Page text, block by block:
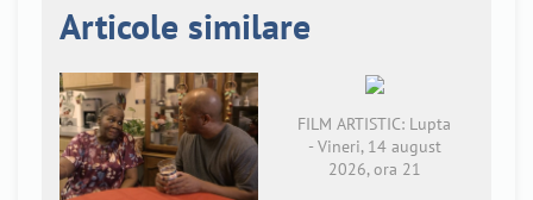
Articole similare
FILM ARTISTIC: Lupta
- Vineri, 14 august
2026, ora 21